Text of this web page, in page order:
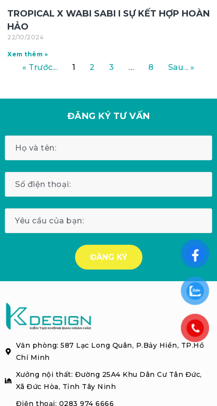
TROPICAL X WABI SABI I SỰ KẾT HỢP HOÀN
HẢO
22/10/2024
Xem thêm »
« Trước... 1 2 3 … 8 Sau... »
ĐĂNG KÝ TƯ VẤN
Văn phòng: 587 Lạc Long Quân, P.Bảy Hiền, TP.Hồ
Chí Minh
Xưởng nội thất: Đường 25A4 Khu Dân Cư Tân Đức,
Xã Đức Hòa, Tỉnh Tây Ninh
Điện thoại: 0283 974 6666